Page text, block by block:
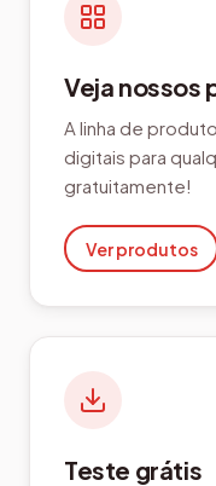
Veja nossos
A linha de
digitais para
gratuitamente!
Ver produtos
Teste grátis